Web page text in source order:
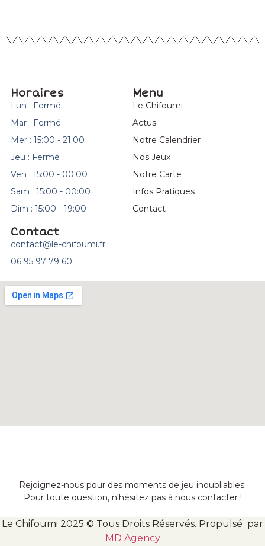
Rejoignez-nous pour des moments de jeu inoubliables.
Pour toute question, n'hésitez pas à nous contacter !
Horaires
Lun : Fermé
Mar : Fermé
Mer : 15:00 - 21:00
Jeu : Fermé
Ven : 15:00 - 00:00
Sam : 15:00 - 00:00
Dim : 15:00 - 19:00
Menu
Le Chifoumi
Actus
Notre Calendrier
Nos Jeux
Notre Carte
Infos Pratiques
Contact
Contact
contact@le-chifoumi.fr
06 95 97 79 60
Le Chifoumi 2025 © Tous Droits Réservés. Propulsé par
MD Agency